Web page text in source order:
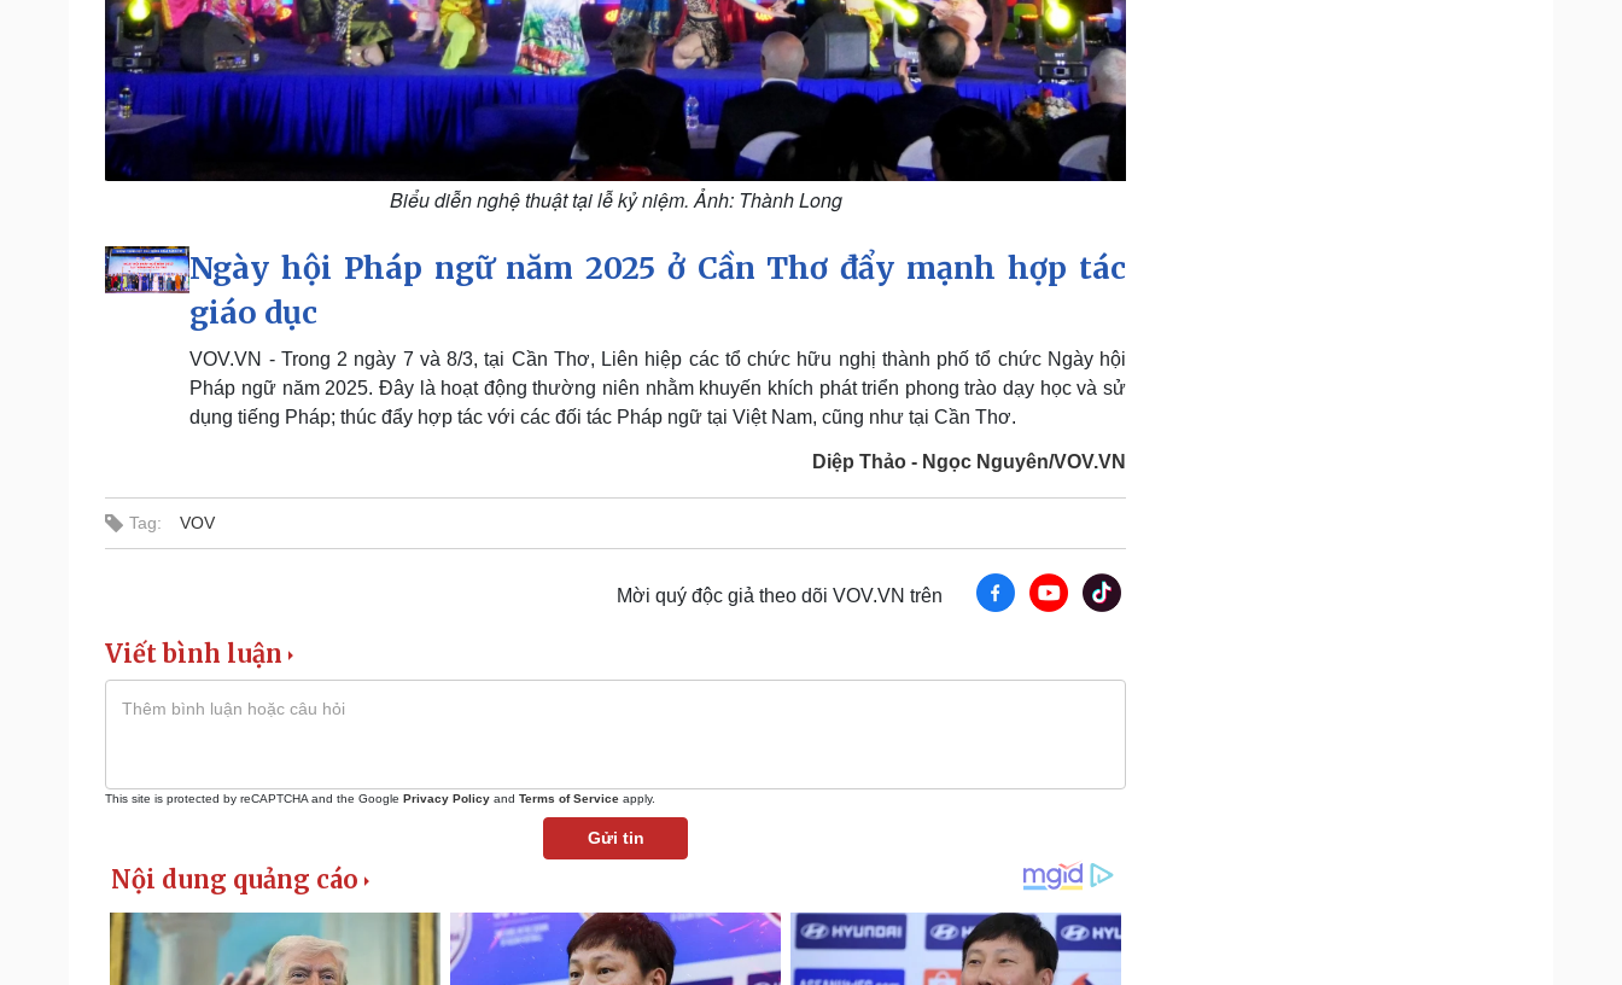
Biểu diễn nghệ thuật tại lễ kỷ niệm. Ảnh: Thành Long
Ngày hội Pháp ngữ năm 2025 ở Cần Thơ đẩy mạnh hợp tác
giáo dục
VOV.VN - Trong 2 ngày 7 và 8/3, tại Cần Thơ, Liên hiệp các tổ chức hữu nghị thành phố tổ chức Ngày hội
Pháp ngữ năm 2025. Đây là hoạt động thường niên nhằm khuyến khích phát triển phong trào dạy học và sử
dụng tiếng Pháp; thúc đẩy hợp tác với các đối tác Pháp ngữ tại Việt Nam, cũng như tại Cần Thơ.
Diệp Thảo - Ngọc Nguyên/VOV.VN
Tag: VOV
Mời quý độc giả theo dõi VOV.VN trên
Viết bình luận
This site is protected by reCAPTCHA and the Google Privacy Policy and Terms of Service apply.
Gửi tin